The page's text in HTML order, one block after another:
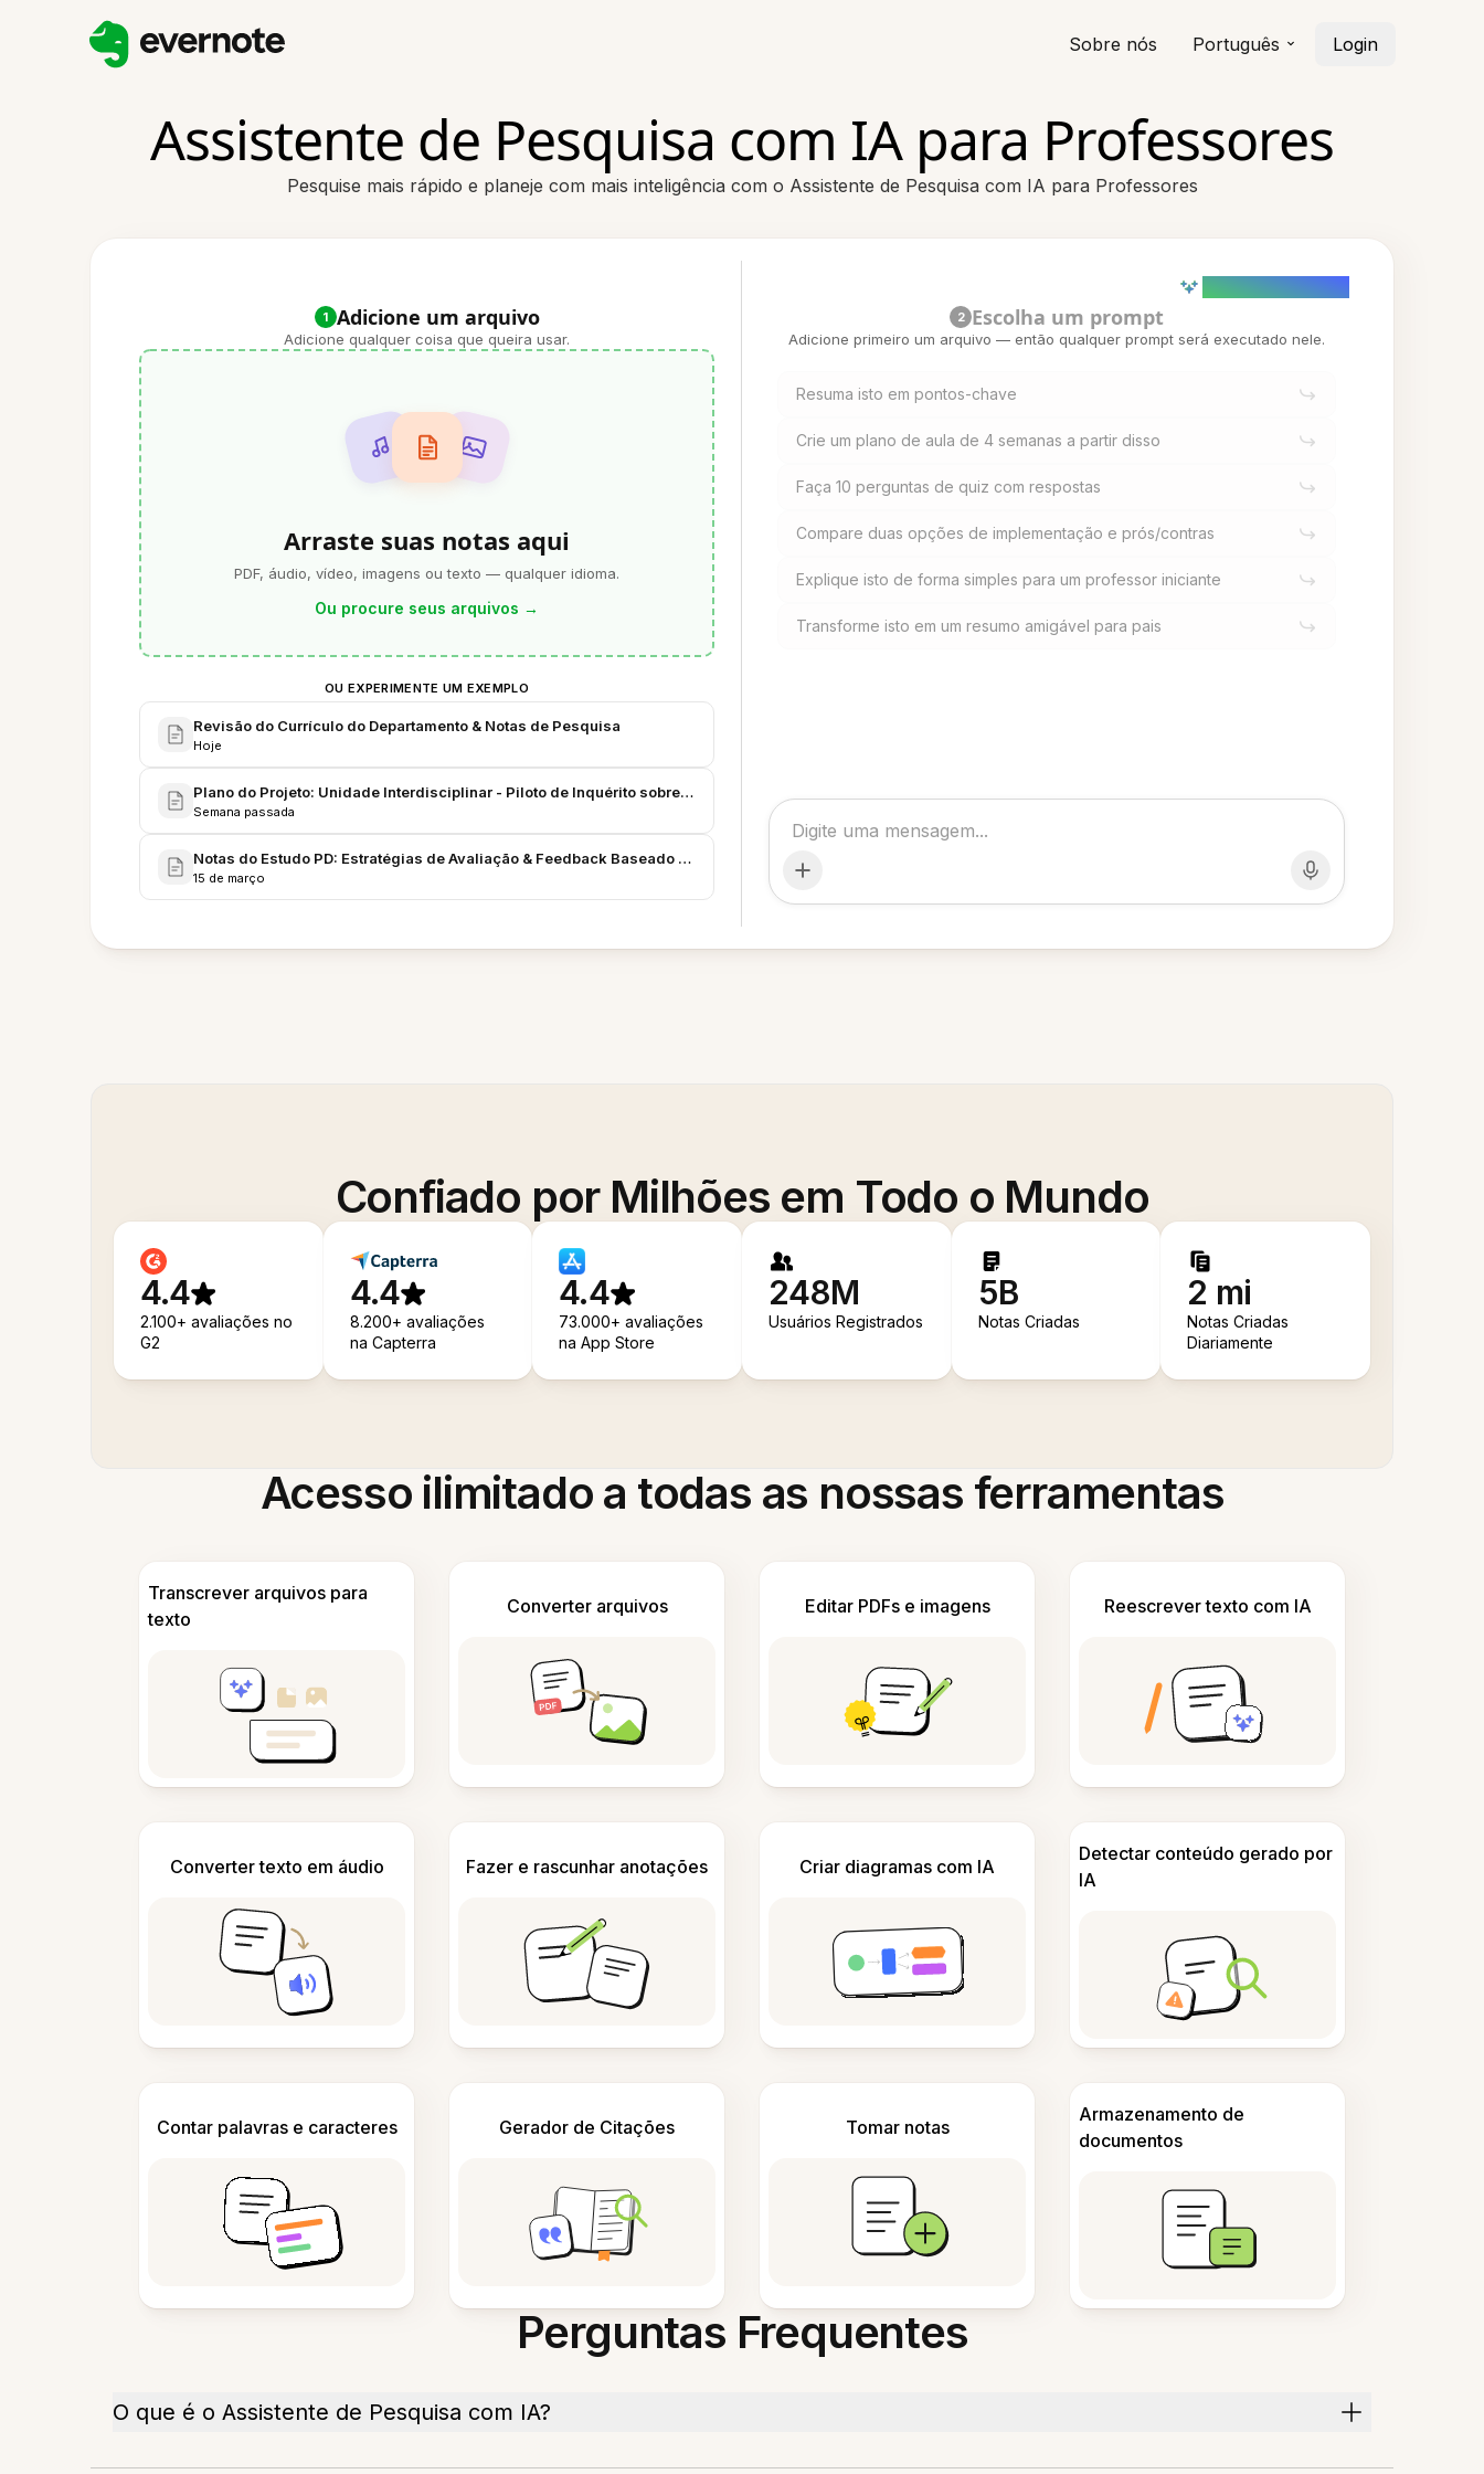
Sobre nós Português Login
Assistente de Pesquisa com IA para Professores
Pesquise mais rápido e planeje com mais inteligência com o Assistente de Pesquisa com IA para Professores
1 Adicione um arquivo
Adicione qualquer coisa que queira usar.
Arraste suas notas aqui
PDF, áudio, vídeo, imagens ou texto — qualquer idioma.
Ou procure seus arquivos →
OU EXPERIMENTE UM EXEMPLO
Revisão do Currículo do Departamento & Notas de Pesquisa
Hoje
Plano do Projeto: Unidade Interdisciplinar - Piloto de Inquérito sobre Clima & Cidadania
Semana passada
Notas do Estudo PD: Estratégias de Avaliação & Feedback Baseado em Evidências
15 de março
2 Escolha um prompt
Adicione primeiro um arquivo — então qualquer prompt será executado nele.
Resuma isto em pontos-chave
Crie um plano de aula de 4 semanas a partir disso
Faça 10 perguntas de quiz com respostas
Compare duas opções de implementação e prós/contras
Explique isto de forma simples para um professor iniciante
Transforme isto em um resumo amigável para pais
Confiado por Milhões em Todo o Mundo
4.4
2.100+ avaliações no
G2
4.4
8.200+ avaliações
na Capterra
4.4
73.000+ avaliações
na App Store
248M
Usuários Registrados
5B
Notas Criadas
2 mi
Notas Criadas
Diariamente
Acesso ilimitado a todas as nossas ferramentas
Transcrever arquivos para
texto
Converter arquivos Editar PDFs e imagens Reescrever texto com IA
Converter texto em áudio Fazer e rascunhar anotações Criar diagramas com IA
Detectar conteúdo gerado por
IA
Contar palavras e caracteres Gerador de Citações Tomar notas
Armazenamento de
documentos
Perguntas Frequentes
O que é o Assistente de Pesquisa com IA?